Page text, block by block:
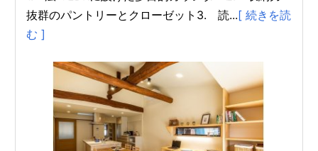
抜群のパントリーとクローゼット3. 読...[ 続きを読
む ]